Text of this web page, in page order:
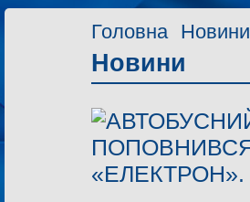
Головна Новини
Новини